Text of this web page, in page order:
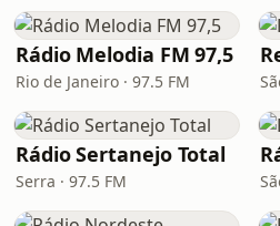
Rádio Melodia FM 97,5
Rio de Janeiro · 97.5 FM
Rádio Sertanejo Total
Serra · 97.5 FM